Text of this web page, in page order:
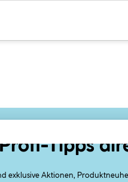
Tipps
exklusive Aktionen,